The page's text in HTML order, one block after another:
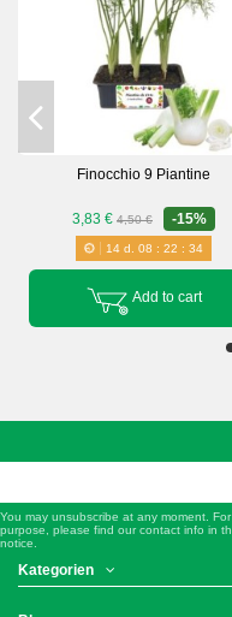
Finocchio 9 Piantine
3,83 € 4,50 € -15%
14d. 08 : 22 : 34
Add to cart
You may unsubscribe at any moment.
purpose, please find our contact info in
notice.
Kategorien